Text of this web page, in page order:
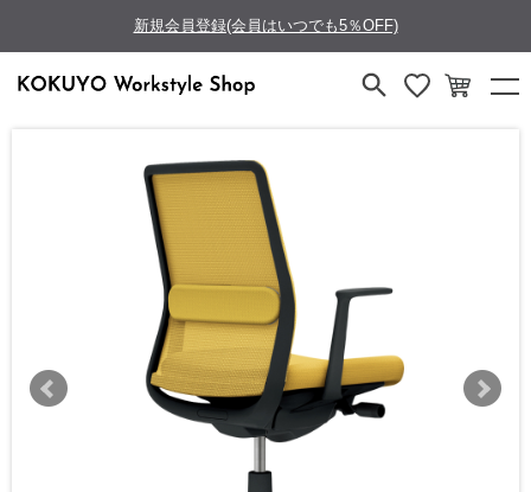
新規会員登録(会員はいつでも5％OFF)